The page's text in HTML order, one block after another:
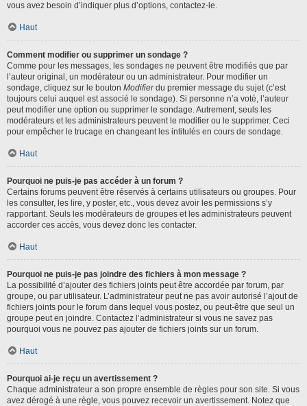
vous avez besoin d’indiquer plus d’options, contactez-le.
Haut
Comment modifier ou supprimer un sondage ?
Comme pour les messages, les sondages ne peuvent être modifiés que par
l’auteur original, un modérateur ou un administrateur. Pour modifier un
sondage, cliquez sur le bouton Modifierdu premier message du sujet (c’est
toujours celui auquel est associé le sondage). Si personne n’a voté, l’auteur
peut modifier une option ou supprimer le sondage. Autrement, seuls les
modérateurs et les administrateurs peuvent le modifier ou le supprimer. Ceci
pour empêcher le trucage en changeant les intitulés en cours de sondage.
Haut
Pourquoi ne puis-je pas accéder à un forum ?
Certains forums peuvent être réservés à certains utilisateurs ou groupes. Pour
les consulter, les lire, y poster, etc., vous devez avoir les permissions s’y
rapportant. Seuls les modérateurs de groupes et les administrateurs peuvent
accorder ces accès, vous devez donc les contacter.
Haut
Pourquoi ne puis-je pas joindre des fichiers à mon message ?
La possibilité d’ajouter des fichiers joints peut être accordée par forum, par
groupe, ou par utilisateur. L’administrateur peut ne pas avoir autorisé l’ajout de
fichiers joints pour le forum dans lequel vous postez, ou peut-être que seul un
groupe peut en joindre. Contactez l’administrateur si vous ne savez pas
pourquoi vous ne pouvez pas ajouter de fichiers joints sur un forum.
Haut
Pourquoi ai-je reçu un avertissement ?
Chaque administrateur a son propre ensemble de règles pour son site. Si vous
avez dérogé à une règle, vous pouvez recevoir un avertissement. Notez que